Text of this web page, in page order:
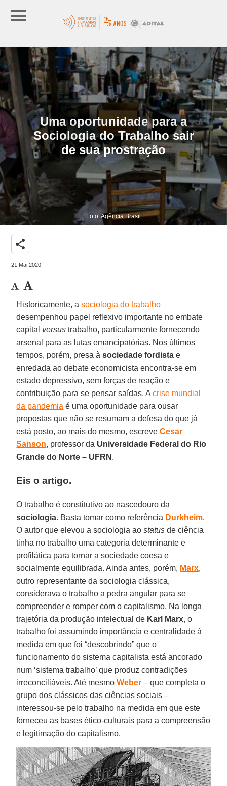
Uma oportunidade para a
Sociologia do Trabalho sair
de sua prostração
Foto: Agência Brasil
share
21 Mai 2020
Historicamente, asociologia do trabalho
desempenhou papel reflexivo importante no embate
capital versus trabalho, particularmente fornecendo
arsenal para as lutas emancipatórias. Nos últimos
tempos, porém, presa àsociedade fordista e
enredada ao debate economicista encontra-se em
estado depressivo, sem forças de reação e
contribuição para se pensar saídas. Acrise mundial
da pandemia é uma oportunidade para ousar
propostas que não se resumam a defesa do que já
está posto, ao mais do mesmo, escreveCesar
Sanson, professor da Universidade Federal do Rio
Grande do Norte – UFRN .
Eis o artigo.
O trabalho é constitutivo ao nascedouro da
sociologia. Basta tomar como referência Durkheim.
O autor que elevou a sociologia aostatus de ciência
tinha no trabalho uma categoria determinante e
profilática para tornar a sociedade coesa e
socialmente equilibrada. Ainda antes, porém, Marx,
outro representante da sociologia clássica,
considerava o trabalho a pedra angular para se
compreender e romper com o capitalismo. Na longa
trajetória da produção intelectual de Karl Marx, o
trabalho foi assumindo importância e centralidade à
medida em que foi “descobrindo” que o
funcionamento do sistema capitalista está ancorado
num ‘sistema trabalho’ que produz contradições
irreconciliáveis. Até mesmoWeber – que completa o
grupo dos clássicos das ciências sociais –
interessou-se pelo trabalho na medida em que este
forneceu as bases ético-culturais para a compreensão
e legitimação do capitalismo.